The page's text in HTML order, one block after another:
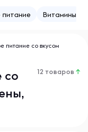
Витамины
питание со вкусом
со
12 товаров ↑